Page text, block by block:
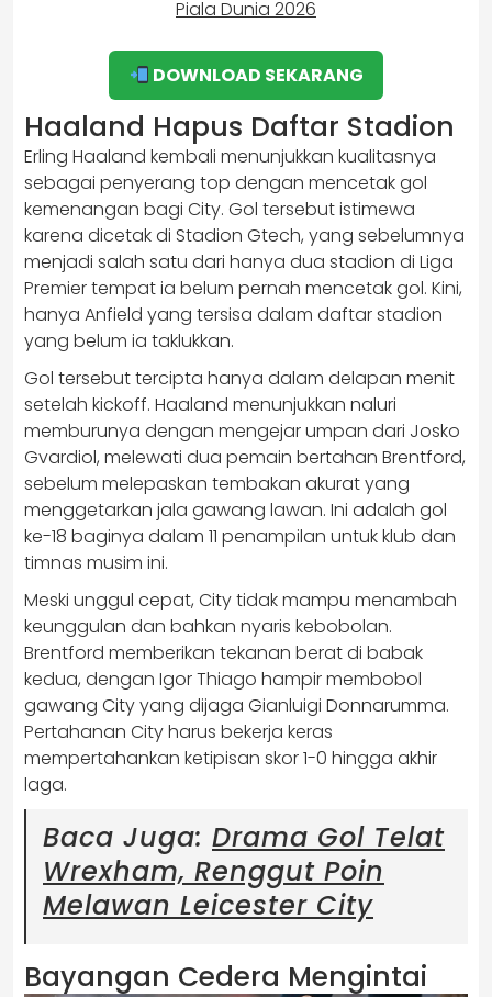
DOWNLOAD SEKARANG
Haaland Hapus Daftar Stadion
Erling Haaland kembali menunjukkan kualitasnya
sebagai penyerang top dengan mencetak gol
kemenangan bagi City. Gol tersebut istimewa
karena dicetak di Stadion Gtech, yang sebelumnya
menjadi salah satu dari hanya dua stadion di Liga
Premier tempat ia belum pernah mencetak gol. Kini,
hanya Anfield yang tersisa dalam daftar stadion
yang belum ia taklukkan.
Gol tersebut tercipta hanya dalam delapan menit
setelah kickoff. Haaland menunjukkan naluri
memburunya dengan mengejar umpan dari Josko
Gvardiol, melewati dua pemain bertahan Brentford,
sebelum melepaskan tembakan akurat yang
menggetarkan jala gawang lawan. Ini adalah gol
ke-18 baginya dalam 11 penampilan untuk klub dan
timnas musim ini.
Meski unggul cepat, City tidak mampu menambah
keunggulan dan bahkan nyaris kebobolan.
Brentford memberikan tekanan berat di babak
kedua, dengan Igor Thiago hampir membobol
gawang City yang dijaga Gianluigi Donnarumma.
Pertahanan City harus bekerja keras
mempertahankan ketipisan skor 1-0 hingga akhir
laga.
Baca Juga: Drama Gol Telat
Wrexham, Renggut Poin
Melawan Leicester City
Bayangan Cedera Mengintai